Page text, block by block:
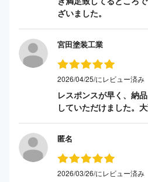
ざいました。
宮田塗装工業
2026/04/25/にレビュー済み
レスポンスが早く、納
していただけました。
匿名
2026/03/26/にレビュー済み